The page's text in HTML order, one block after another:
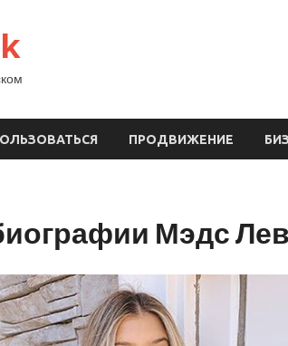
ПРОДВИЖЕНИЕ
Мэдс